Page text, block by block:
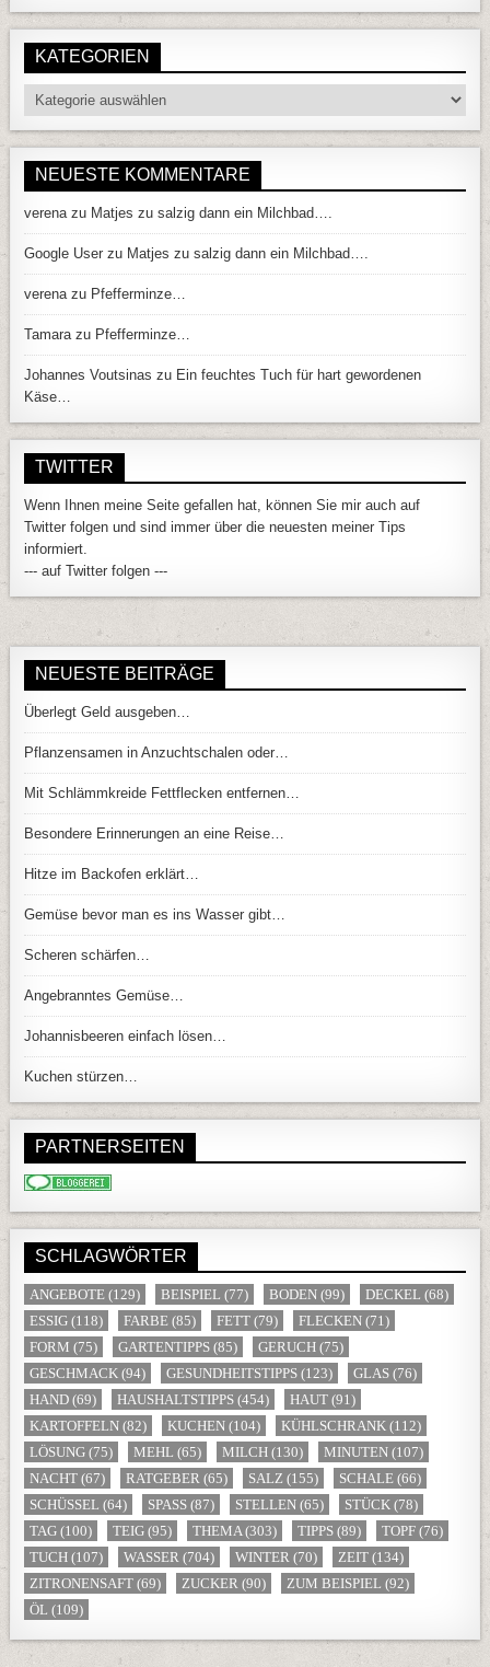
KATEGORIEN
Kategorien
NEUESTE KOMMENTARE
verenazu Matjes zu salzig dann ein Milchbad….
Google User zu Matjes zu salzig dann ein Milchbad….
verenazu Pfefferminze…
Tamarazu Pfefferminze…
Johannes Voutsinas zu Ein feuchtes Tuch für hart gewordenen
Käse…
TWITTER
Wenn Ihnen meine Seite gefallen hat, können Sie mir auch auf
Twitter folgen und sind immer über die neuesten meiner Tips
informiert.
--- auf Twitter folgen ---
NEUESTE BEITRÄGE
Überlegt Geld ausgeben…
Pflanzensamen in Anzuchtschalen oder…
Mit Schlämmkreide Fettflecken entfernen…
Besondere Erinnerungen an eine Reise…
Hitze im Backofen erklärt…
Gemüse bevor man es ins Wasser gibt…
Scheren schärfen…
Angebranntes Gemüse…
Johannisbeeren einfach lösen…
Kuchen stürzen…
PARTNERSEITEN
SCHLAGWÖRTER
ANGEBOTE (129) BEISPIEL (77) BODEN (99) DECKEL (68)
ESSIG (118) FARBE (85) FETT (79) FLECKEN (71)
FORM (75) GARTENTIPPS (85) GERUCH (75)
GESCHMACK (94) GESUNDHEITSTIPPS (123) GLAS (76)
HAND (69) HAUSHALTSTIPPS (454) HAUT (91)
KARTOFFELN (82) KUCHEN (104) KÜHLSCHRANK (112)
LÖSUNG (75) MEHL (65) MILCH (130) MINUTEN (107)
NACHT (67) RATGEBER (65) SALZ (155) SCHALE (66)
SCHÜSSEL (64) SPASS (87) STELLEN (65) STÜCK (78)
TAG (100) TEIG (95) THEMA(303) TIPPS (89) TOPF (76)
TUCH (107) WASSER (704) WINTER (70) ZEIT (134)
ZITRONENSAFT (69) ZUCKER (90) ZUM BEISPIEL (92)
ÖL (109)